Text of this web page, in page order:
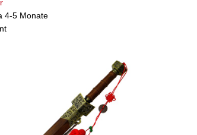
4-5 Monate